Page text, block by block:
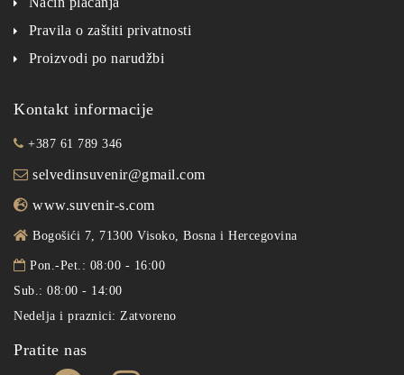
Pravila o zaštiti privatnosti
Proizvodi po narudžbi
Kontakt informacije
+387 61 789 346
selvedinsuvenir@gmail.com
www.suvenir-s.com
Bogošići 7, 71300 Visoko, Bosna i Hercegovina
Pon.-Pet.: 08:00 - 16:00
Sub.: 08:00 - 14:00
Nedelja i praznici: Zatvoreno
Pratite nas